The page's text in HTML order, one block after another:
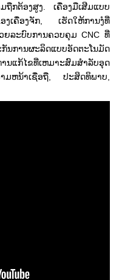
ຖືກຕ້ອງສູງ. ເຄື່ອງມືເສີມແບບ
ງເຄື່ອງຈັກ, ເຮັດໃຫ້ການງໍທີ່
ຍລະບົບການຄວບຄຸມ CNC ທີ່
ການຜະລິດແບບອັດຕະໂນມັດ
ແກ້ໄຂທີ່ເຫມາະສົມສໍາລັບອຸດ
ມຫນ້າເຊື່ອຖື, ປະສິດທິພາບ,